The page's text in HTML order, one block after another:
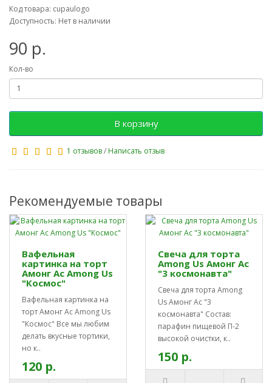
Код товара: cupaulogo
Доступность: Нет в наличии
90 р.
Кол-во
В корзину
1 отзывов/ Написать отзыв
Рекомендуемые товары
Вафельная
картинка на торт
Амонг Ас Among Us
"Космос"
Вафельная картинка на
торт Амонг Ас Among Us
"Космос" Все мы любим
делать вкусные тортики,
но к..
120 р.
Свеча для торта
Among Us Амонг Ас
"3 космонавта"
Свеча для торта Among
Us Амонг Ас "3
космонавта" Состав:
парафин пищевой П-2
высокой очистки, к..
150 р.